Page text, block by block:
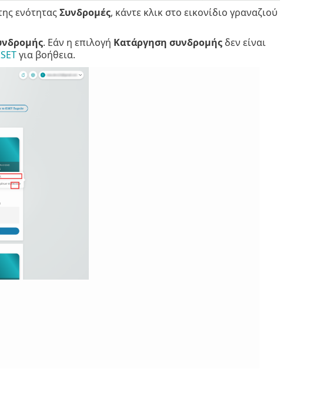
ενότηταςΣυνδρομές, κάντε κλικ στο εικονίδιο γραναζιού
. Εάν η επιλογή Κατάργηση συνδρομήςδεν είναι
για βοήθεια.